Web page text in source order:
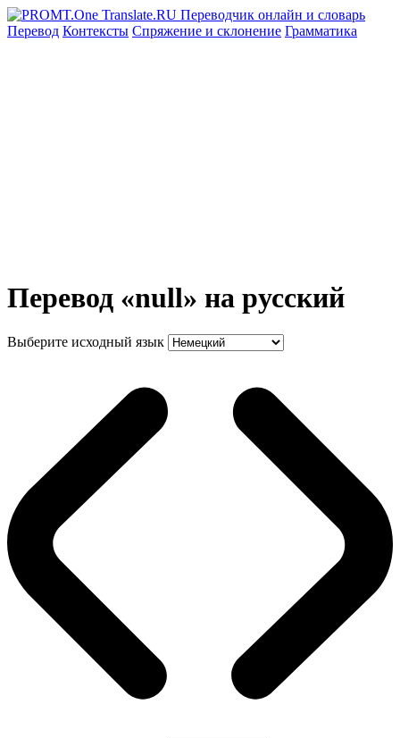
Перевод Контексты Спряжение и склонение Грамматика
Перевод «null» на русский
Выберите исходный язык